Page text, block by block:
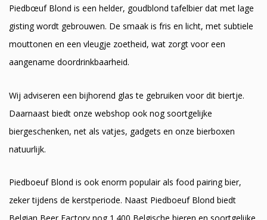
Piedbœuf Blond is een helder, goudblond tafelbier dat met lage
gisting wordt gebrouwen. De smaak is fris en licht, met subtiele
mouttonen en een vleugje zoetheid, wat zorgt voor een
aangename doordrinkbaarheid.
Wij adviseren een bijhorend glas te gebruiken voor dit biertje.
Daarnaast biedt onze webshop ook nog soortgelijke
biergeschenken, net als vatjes, gadgets en onze bierboxen
natuurlijk.
Piedboeuf Blond is ook enorm populair als food pairing bier,
zeker tijdens de kerstperiode. Naast Piedboeuf Blond biedt